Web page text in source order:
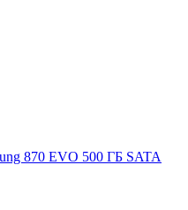
870 EVO 500 ГБ SATA